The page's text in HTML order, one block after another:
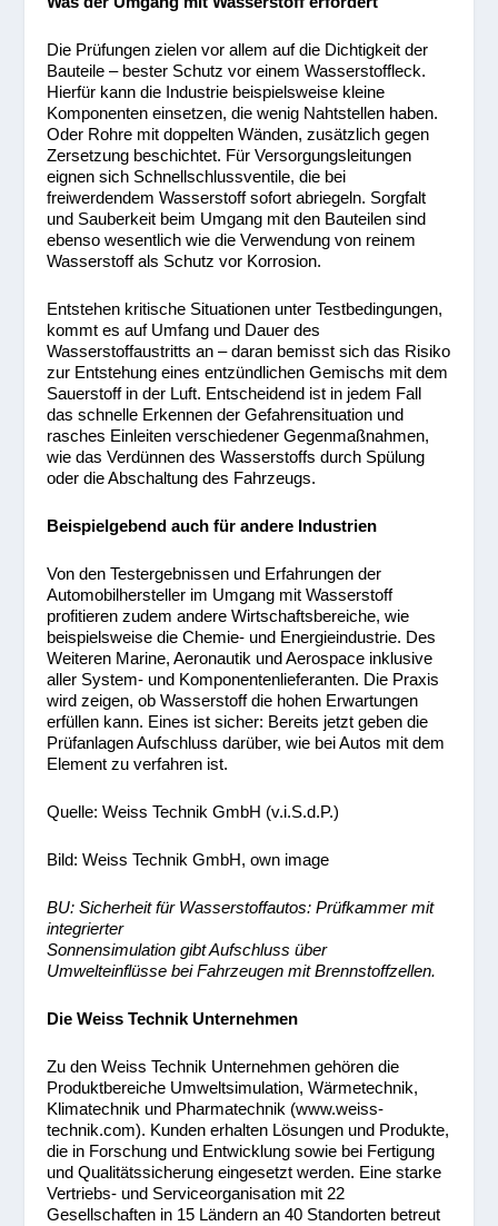
Die Prüfungen zielen vor allem auf die Dichtigkeit der
Bauteile – bester Schutz vor einem Wasserstoffleck.
Hierfür kann die Industrie beispielsweise kleine
Komponenten einsetzen, die wenig Nahtstellen haben.
Oder Rohre mit doppelten Wänden, zusätzlich gegen
Zersetzung beschichtet. Für Versorgungsleitungen
eignen sich Schnellschlussventile, die bei
freiwerdendem Wasserstoff sofort abriegeln. Sorgfalt
und Sauberkeit beim Umgang mit den Bauteilen sind
ebenso wesentlich wie die Verwendung von reinem
Wasserstoff als Schutz vor Korrosion.
Entstehen kritische Situationen unter Testbedingungen,
kommt es auf Umfang und Dauer des
Wasserstoffaustritts an – daran bemisst sich das Risiko
zur Entstehung eines entzündlichen Gemischs mit dem
Sauerstoff in der Luft. Entscheidend ist in jedem Fall
das schnelle Erkennen der Gefahrensituation und
rasches Einleiten verschiedener Gegenmaßnahmen,
wie das Verdünnen des Wasserstoffs durch Spülung
oder die Abschaltung des Fahrzeugs.
Beispielgebend auch für andere Industrien
Von den Testergebnissen und Erfahrungen der
Automobilhersteller im Umgang mit Wasserstoff
profitieren zudem andere Wirtschaftsbereiche, wie
beispielsweise die Chemie- und Energieindustrie. Des
Weiteren Marine, Aeronautik und Aerospace inklusive
aller System- und Komponentenlieferanten. Die Praxis
wird zeigen, ob Wasserstoff die hohen Erwartungen
erfüllen kann. Eines ist sicher: Bereits jetzt geben die
Prüfanlagen Aufschluss darüber, wie bei Autos mit dem
Element zu verfahren ist.
Quelle: Weiss Technik GmbH (v.i.S.d.P.)
Bild: Weiss Technik GmbH, own image
BU: Sicherheit für Wasserstoffautos: Prüfkammer mit
integrierter
Sonnensimulation gibt Aufschluss über
Umwelteinflüsse bei Fahrzeugen mit Brennstoffzellen.
Die Weiss Technik Unternehmen
Zu den Weiss Technik Unternehmen gehören die
Produktbereiche Umweltsimulation, Wärmetechnik,
Klimatechnik und Pharmatechnik (www.weiss-
technik.com). Kunden erhalten Lösungen und Produkte,
die in Forschung und Entwicklung sowie bei Fertigung
und Qualitätssicherung eingesetzt werden. Eine starke
Vertriebs- und Serviceorganisation mit 22
Gesellschaften in 15 Ländern an 40 Standorten betreut